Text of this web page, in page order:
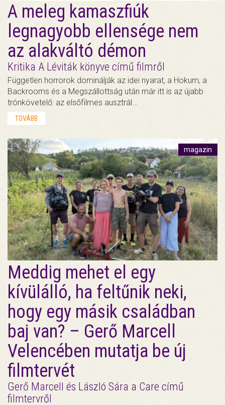
A meleg kamaszfiúk
legnagyobb ellensége nem
az alakváltó démon
Kritika A Léviták könyve című filmről
Független horrorok dominálják az idei nyarat, a Hokum, a
Backrooms és a Megszállottság után már itt is az újabb
trónkövetelő: az elsőfilmes ausztrál…
TOVÁBB
magazin
Meddig mehet el egy
kívülálló, ha feltűnik neki,
hogy egy másik családban
baj van? – Gerő Marcell
Velencében mutatja be új
filmtervét
Gerő Marcell és László Sára a Care című
filmtervről